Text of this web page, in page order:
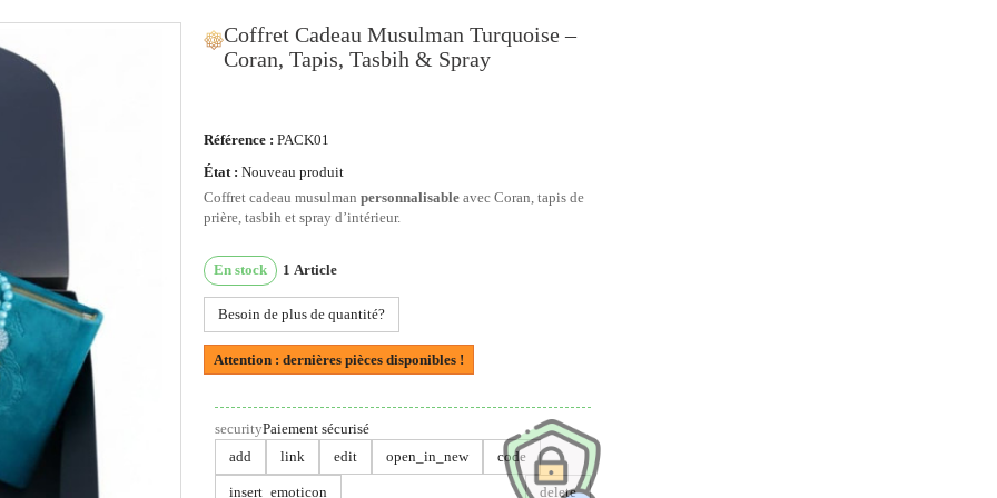
utilisons des cookies
utilisons des cookies et d'autres technologies de suivi
améliorer votre expérience de navigation sur notre site,
vous montrer un contenu personnalisé et des publicités
pour analyser le trafic de notre site et pour comprendre
de nos visiteurs.
Je refuse Changer mes préférences
Coffret Cadeau Musulman Turquoise –
Coran, Tapis, Tasbih & Spray
Référence : PACK01
État : Nouveau produit
Coffret cadeau musulman personnalisableavec Coran, tapis de
prière, tasbih et spray d’intérieur.
En stock 1 Article
Besoin de plus de quantité?
Attention : dernières pièces disponibles !
securityPaiement sécurisé
add
link edit open_in_new code
insert_emoticon
delete